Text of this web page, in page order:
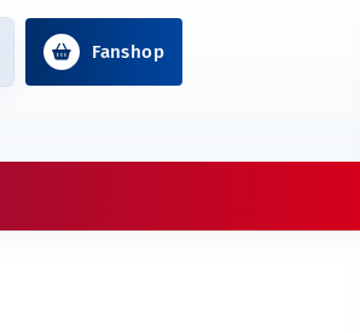
Fanshop